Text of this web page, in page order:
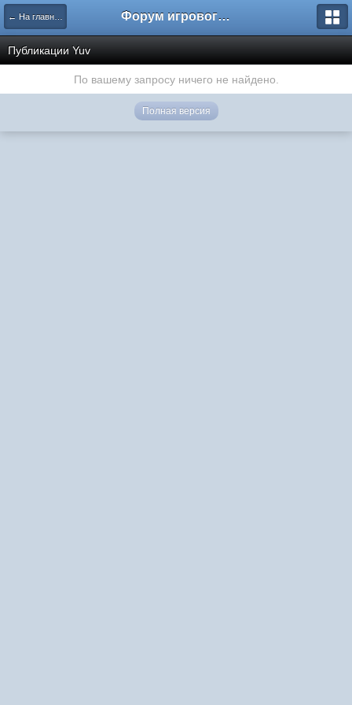
← На главную Форум игрового проекта Riverrise
Публикации Yuv
По вашему запросу ничего не найдено.
Полная версия